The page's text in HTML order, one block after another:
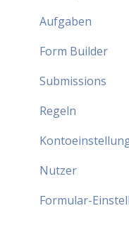
Aufgaben
Form Builder
Submissions
Regeln
Nutzer
Formular-